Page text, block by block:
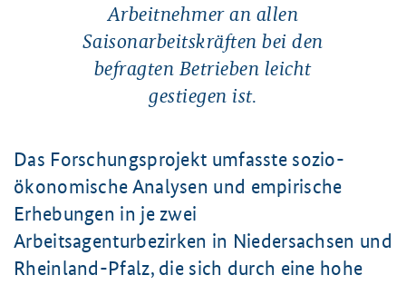
Arbeitnehmer an allen
Saisonarbeitskräften bei den
befragten Betrieben leicht
gestiegen ist.
Das Forschungsprojekt umfasste sozio-
ökonomische Analysen und empirische
Erhebungen in je zwei
Arbeitsagenturbezirken in Niedersachsen und
Rheinland-Pfalz, die sich durch eine hohe